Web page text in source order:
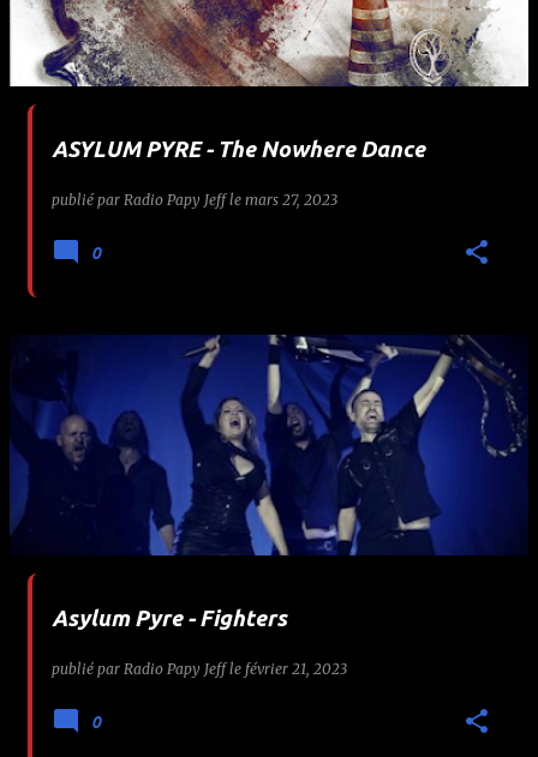
ASYLUM PYRE - The Nowhere Dance
publié par Radio Papy Jeff le mars 27, 2023
0
Asylum Pyre - Fighters
publié par Radio Papy Jeff le février 21, 2023
0